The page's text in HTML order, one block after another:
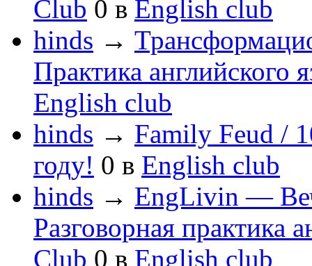
Club 0 в English club
hinds →
Практика английского
English club
hinds → Family Feud /
году! 0 в English club
hinds → EngLivin —
Разговорная практика
Club 0 в English club